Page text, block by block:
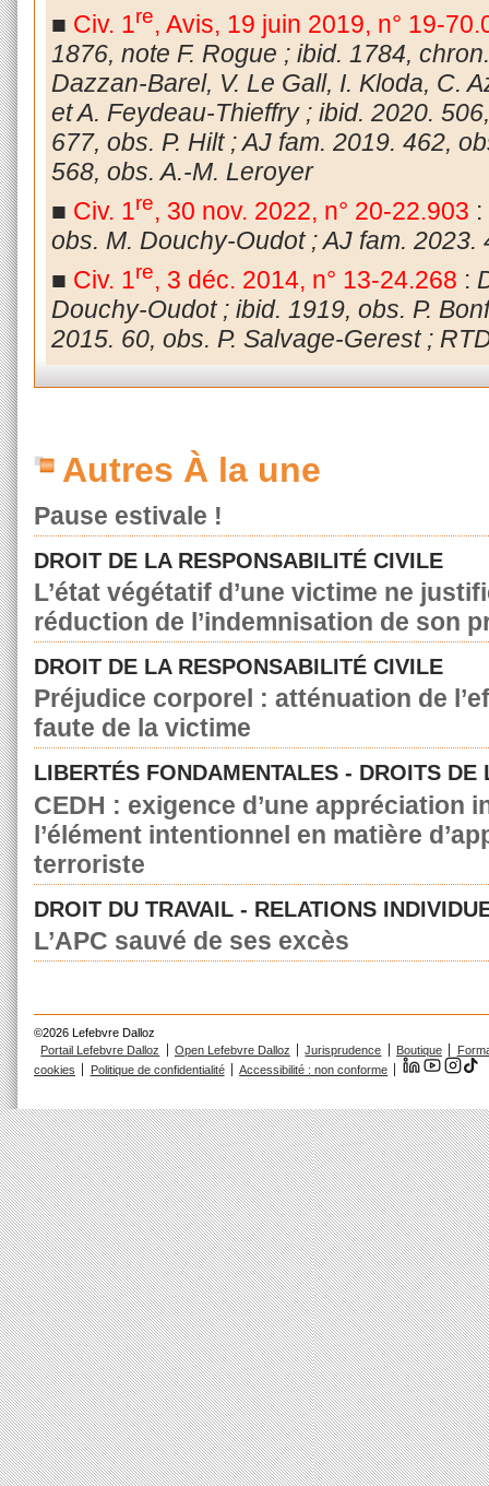
■ Civ. 1re, Avis, 19 juin 2019, n° 19-
1876, note F. Rogue ; ibid. 1784,
Dazzan-Barel, V. Le Gall, I. Kloda, C.
et A. Feydeau-Thieffry ; ibid. 2020.
677, obs. P. Hilt ; AJ fam. 2019. 462,
568, obs. A.-M. Leroyer
■ Civ. 1re, 30 nov. 2022, n° 20-22.903 :
obs. M. Douchy-Oudot ; AJ fam. 2023.
■ Civ. 1re, 3 déc. 2014, n° 13-24.268 :
Douchy-Oudot ; ibid. 1919, obs. P.
2015. 60, obs. P. Salvage-Gerest ;
Autres À la une
Pause estivale !
DROIT DE LA RESPONSABILITÉ CIVILE
L’état végétatif d’une victime ne
réduction de l’indemnisation de son
DROIT DE LA RESPONSABILITÉ CIVILE
Préjudice corporel : atténuation de
faute de la victime
LIBERTÉS FONDAMENTALES - DROITS DE
CEDH : exigence d’une appréciation
l’élément intentionnel en matière
terroriste
DROIT DU TRAVAIL - RELATIONS
L’APC sauvé de ses excès
©2026 Lefebvre Dalloz
Portail Lefebvre Dalloz
Open Lefebvre Dalloz Jurisprudence Boutique
cookies
Politique de confidentialité Accessibilité : non conforme